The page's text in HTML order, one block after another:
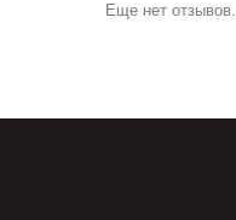
Еще нет отзывов.